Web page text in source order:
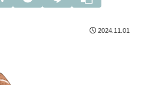
2024.11.01